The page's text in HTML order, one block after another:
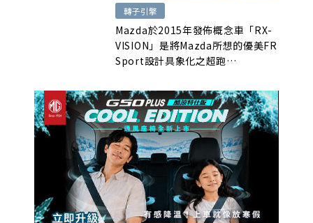
轉子引擎
Mazda於2015年發佈概念車「RX-
VISION」是將Mazda所想的優美FR
Sport設計具象化之超跑…